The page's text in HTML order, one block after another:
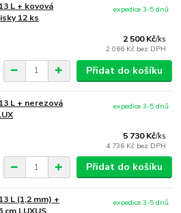
L + kovová
12 ks
2 500 Kč/ks
2 066 Kč bez DPH
expedice 3-5 dnů
Přidat do košíku
L + nerezová
5 730 Kč/ks
4 736 Kč bez DPH
expedice 3-5 dnů
Přidat do košíku
L (1,2 mm) +
expedice 3-5 dnů